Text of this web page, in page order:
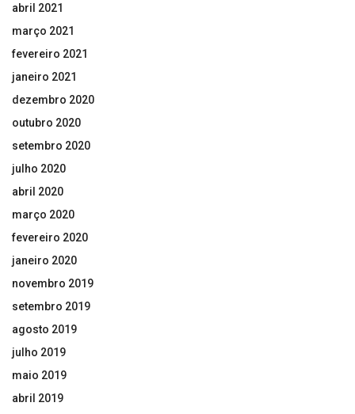
abril 2021
março 2021
fevereiro 2021
janeiro 2021
dezembro 2020
outubro 2020
setembro 2020
julho 2020
abril 2020
março 2020
fevereiro 2020
janeiro 2020
novembro 2019
setembro 2019
agosto 2019
julho 2019
maio 2019
abril 2019